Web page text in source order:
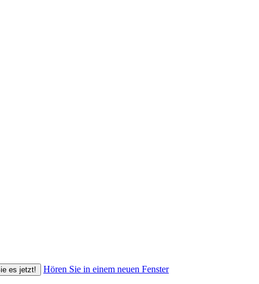
es jetzt! Hören Sie in einem neuen Fenster